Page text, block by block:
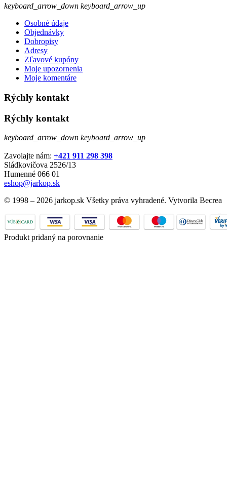
keyboard_arrow_down keyboard_arrow_up
Osobné údaje
Objednávky
Dobropisy
Adresy
Zľavové kupóny
Moje upozornenia
Moje komentáre
Rýchly kontakt
Rýchly kontakt
keyboard_arrow_down keyboard_arrow_up
Zavolajte nám: +421 911 298 398
Sládkovičova 2526/13
Humenné 066 01
eshop@jarkop.sk
© 1998 – 2026 jarkop.sk Všetky práva vyhradené. Vytvorila Becrea
Produkt pridaný na porovnanie